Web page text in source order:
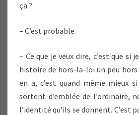
ça ?
– C’est probable.
– Ce que je veux dire, c’est que si
histoire de hors-la-loi un peu
en a, c’est quand même mieux
sortent d’emblée de l’ordinaire,
l’identité qu’ils se donnent. C’est